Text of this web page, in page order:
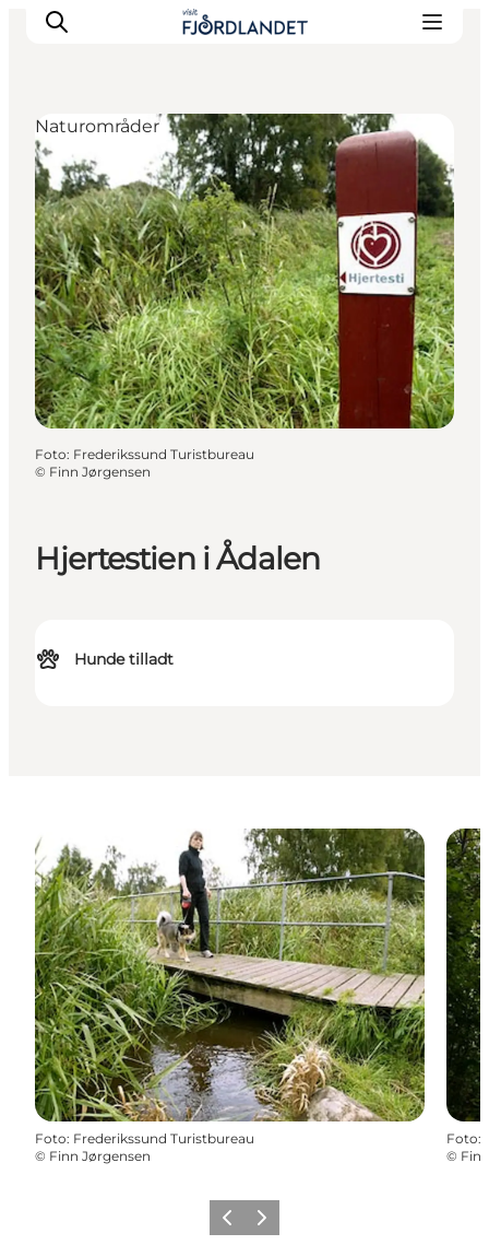
Byer & steder
Det sker
Guides & inspiration
Overnatning
Oplevelser
Hjertestien i Ådalen
Hunde tilladt
Naturområder
Foto: Frederikssund Turistbureau
© Finn Jørgensen
Foto: Frederikssund Turistbureau
© Finn Jørgensen
Foto:
©
Forrige billede
Næste billede